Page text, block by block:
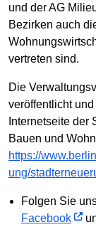
und der AG
Bezirken auch
vertreten sind.
Die
veröffentlicht
Internetseite der
Bauen und
https://
ung/
Folgen Sie
Facebook